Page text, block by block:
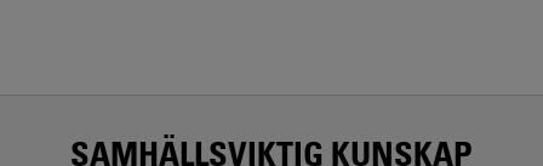
SAMHÄLLSVIKTIG KUNSKAP